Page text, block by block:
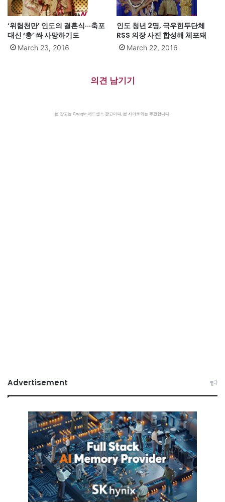
‘위험천만’ 인도의 결혼식···축포
대신 ‘총’ 쏴 사망하기도
March 23, 2016
인도 청년 2명, 극우힌두단체
RSS 의장 사진 합성해 체포돼
March 22, 2016
의견 남기기
본 광고는 Google 애드센스 광고이며, 본 사이트와는 무관합니다.
Advertisement